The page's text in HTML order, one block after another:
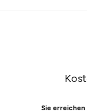
Sie erreichen